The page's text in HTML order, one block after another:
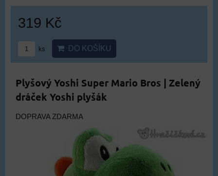
319 Kč
ks DO KOŠÍKU
Plyšový Yoshi Super Mario Bros | Zelený
dráček Yoshi plyšák
DOPRAVA ZDARMA